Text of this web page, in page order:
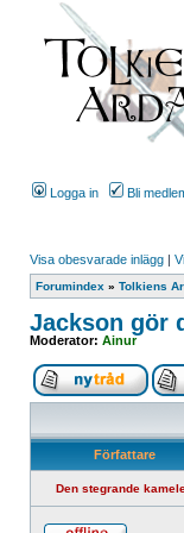
Logga in Bli
Visa obesvarade inlägg |
Forumindex » Tolkiens
Jackson gör
Moderator: Ainur
Författare
Den stegrande